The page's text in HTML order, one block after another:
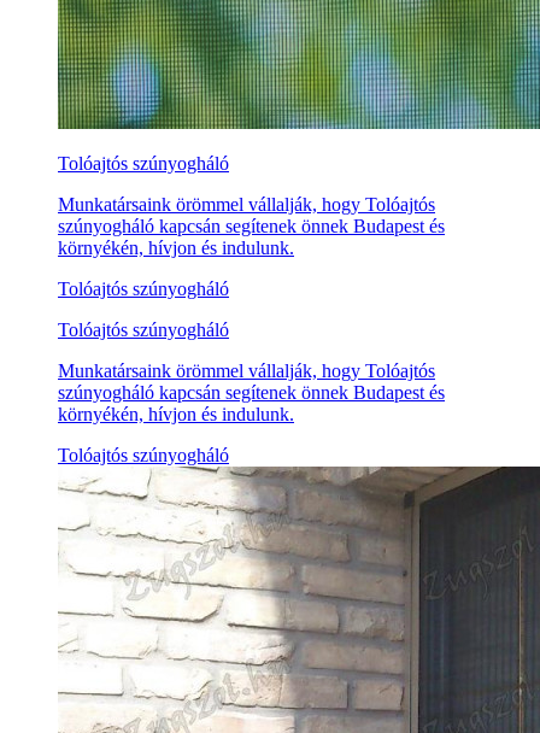
Tolóajtós szúnyogháló
Munkatársaink örömmel vállalják, hogy Tolóajtós
szúnyogháló kapcsán segítenek önnek Budapest és
környékén, hívjon és indulunk.
Tolóajtós szúnyogháló
Tolóajtós szúnyogháló
Munkatársaink örömmel vállalják, hogy Tolóajtós
szúnyogháló kapcsán segítenek önnek Budapest és
környékén, hívjon és indulunk.
Tolóajtós szúnyogháló